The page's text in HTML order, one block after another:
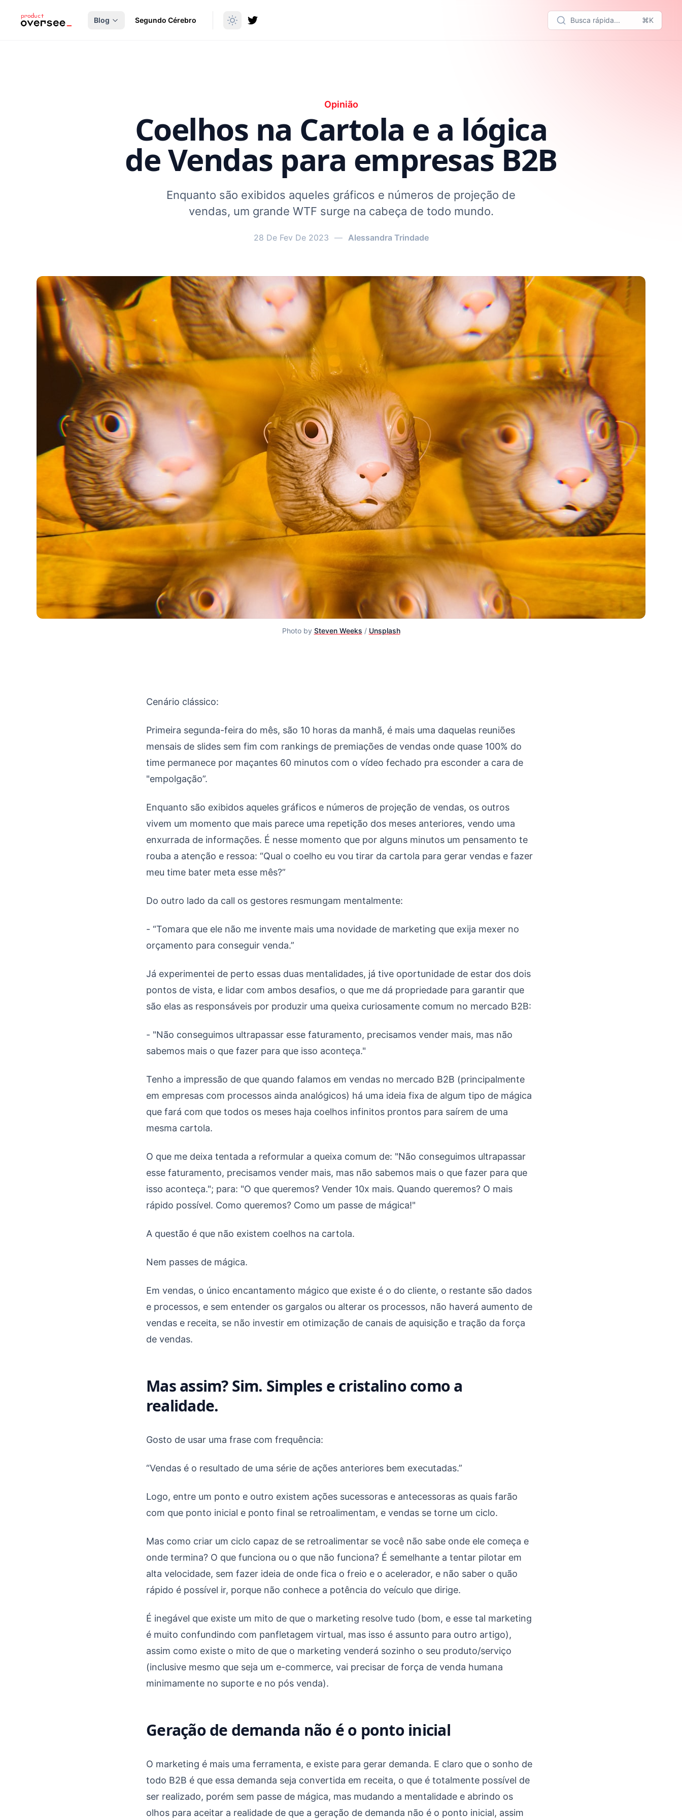
principal
Blog
Segundo Cérebro Busca rápida... ⌘K
Opinião
Coelhos na Cartola e a lógica
de Vendas para empresas B2B
Enquanto são exibidos aqueles gráficos e números de projeção de
vendas, um grande WTF surge na cabeça de todo mundo.
28 De Fev De 2023 — Alessandra Trindade
Photo by Steven Weeks / Unsplash
Coelhos na Cartola e a lógica de Vendas para empresas B2B
Cenário clássico:
Primeira segunda-feira do mês, são 10 horas da manhã, é mais uma daquelas reuniões
mensais de slides sem fim com rankings de premiações de vendas onde quase 100% do
time permanece por maçantes 60 minutos com o vídeo fechado pra esconder a cara de
"empolgação”.
Enquanto são exibidos aqueles gráficos e números de projeção de vendas, os outros
vivem um momento que mais parece uma repetição dos meses anteriores, vendo uma
enxurrada de informações. É nesse momento que por alguns minutos um pensamento te
rouba a atenção e ressoa: “Qual o coelho eu vou tirar da cartola para gerar vendas e fazer
meu time bater meta esse mês?”
Do outro lado da call os gestores resmungam mentalmente:
- “Tomara que ele não me invente mais uma novidade de marketing que exija mexer no
orçamento para conseguir venda.”
Já experimentei de perto essas duas mentalidades, já tive oportunidade de estar dos dois
pontos de vista, e lidar com ambos desafios, o que me dá propriedade para garantir que
são elas as responsáveis por produzir uma queixa curiosamente comum no mercado B2B:
- "Não conseguimos ultrapassar esse faturamento, precisamos vender mais, mas não
sabemos mais o que fazer para que isso aconteça."
Tenho a impressão de que quando falamos em vendas no mercado B2B (principalmente
em empresas com processos ainda analógicos) há uma ideia fixa de algum tipo de mágica
que fará com que todos os meses haja coelhos infinitos prontos para saírem de uma
mesma cartola.
O que me deixa tentada a reformular a queixa comum de: "Não conseguimos ultrapassar
esse faturamento, precisamos vender mais, mas não sabemos mais o que fazer para que
isso aconteça."; para: "O que queremos? Vender 10x mais. Quando queremos? O mais
rápido possível. Como queremos? Como um passe de mágica!"
A questão é que não existem coelhos na cartola.
Nem passes de mágica.
Em vendas, o único encantamento mágico que existe é o do cliente, o restante são dados
e processos, e sem entender os gargalos ou alterar os processos, não haverá aumento de
vendas e receita, se não investir em otimização de canais de aquisição e tração da força
de vendas.
Mas assim? Sim. Simples e cristalino como a
realidade.
Gosto de usar uma frase com frequência:
“Vendas é o resultado de uma série de ações anteriores bem executadas.”
Logo, entre um ponto e outro existem ações sucessoras e antecessoras as quais farão
com que ponto inicial e ponto final se retroalimentam, e vendas se torne um ciclo.
Mas como criar um ciclo capaz de se retroalimentar se você não sabe onde ele começa e
onde termina? O que funciona ou o que não funciona? É semelhante a tentar pilotar em
alta velocidade, sem fazer ideia de onde fica o freio e o acelerador, e não saber o quão
rápido é possível ir, porque não conhece a potência do veículo que dirige.
É inegável que existe um mito de que o marketing resolve tudo (bom, e esse tal marketing
é muito confundindo com panfletagem virtual, mas isso é assunto para outro artigo),
assim como existe o mito de que o marketing venderá sozinho o seu produto/serviço
(inclusive mesmo que seja um e-commerce, vai precisar de força de venda humana
minimamente no suporte e no pós venda).
Geração de demanda não é o ponto inicial
O marketing é mais uma ferramenta, e existe para gerar demanda. E claro que o sonho de
todo B2B é que essa demanda seja convertida em receita, o que é totalmente possível de
ser realizado, porém sem passe de mágica, mas mudando a mentalidade e abrindo os
olhos para aceitar a realidade de que a geração de demanda não é o ponto inicial, assim